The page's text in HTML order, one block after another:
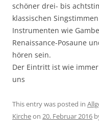
schöner drei- bis
klassischen
Instrumenten wie
Renaissance-Posaune
hören sein.
Der Eintritt ist wie
uns
This entry was posted in
Kircheon 20. Februar 2016